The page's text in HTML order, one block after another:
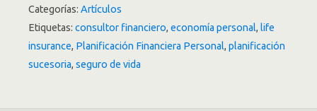
Categorías: Artículos
Etiquetas: consultor financiero, economía personal, life
insurance, Planificación Financiera Personal, planificación
sucesoria, seguro de vida